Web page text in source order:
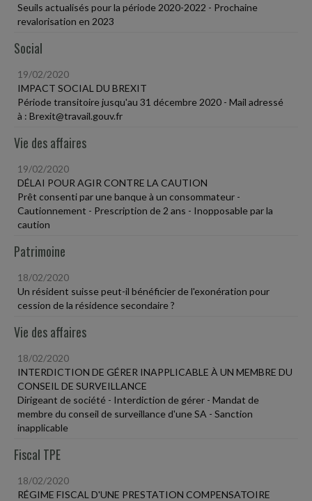
Seuils actualisés pour la période 2020-2022 - Prochaine
revalorisation en 2023
Social
19/02/2020
IMPACT SOCIAL DU BREXIT
Période transitoire jusqu'au 31 décembre 2020 - Mail adressé
à : Brexit@travail.gouv.fr
Vie des affaires
19/02/2020
DÉLAI POUR AGIR CONTRE LA CAUTION
Prêt consenti par une banque à un consommateur -
Cautionnement - Prescription de 2 ans - Inopposable par la
caution
Patrimoine
18/02/2020
Un résident suisse peut-il bénéficier de l'exonération pour
cession de la résidence secondaire ?
Vie des affaires
18/02/2020
INTERDICTION DE GÉRER INAPPLICABLE À UN MEMBRE DU
CONSEIL DE SURVEILLANCE
Dirigeant de société - Interdiction de gérer - Mandat de
membre du conseil de surveillance d'une SA - Sanction
inapplicable
Fiscal TPE
18/02/2020
RÉGIME FISCAL D'UNE PRESTATION COMPENSATOIRE